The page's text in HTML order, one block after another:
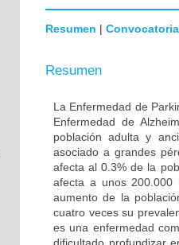
Resumen | Convocatoria
Resumen
La Enfermedad de
Enfermedad de
población adulta y
asociado a grandes
afecta al 0.3% de la
afecta a unos 200.000
aumento de la
cuatro veces su
es una enfermedad